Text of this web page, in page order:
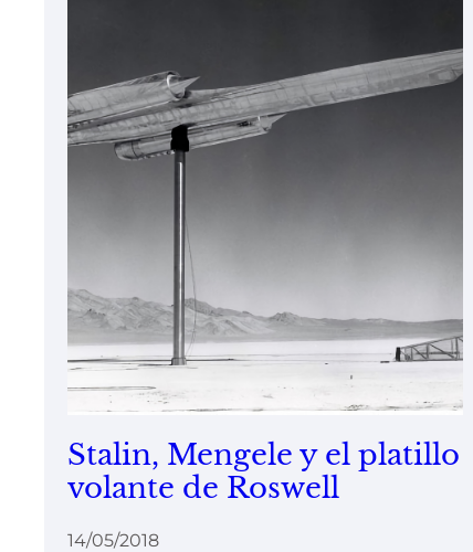
Stalin, Mengele y el platillo
volante de Roswell
14/05/2018